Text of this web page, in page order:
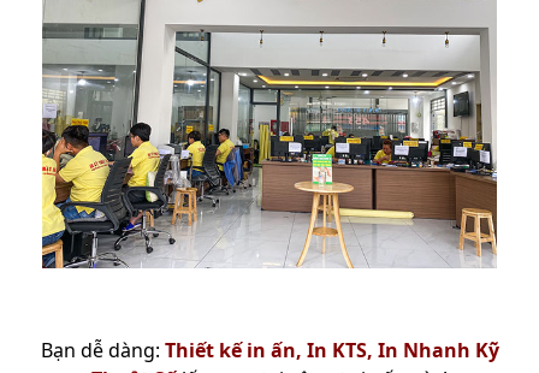
Bạn dễ dàng: Thiết kế in ấn, In KTS, In Nhanh Kỹ